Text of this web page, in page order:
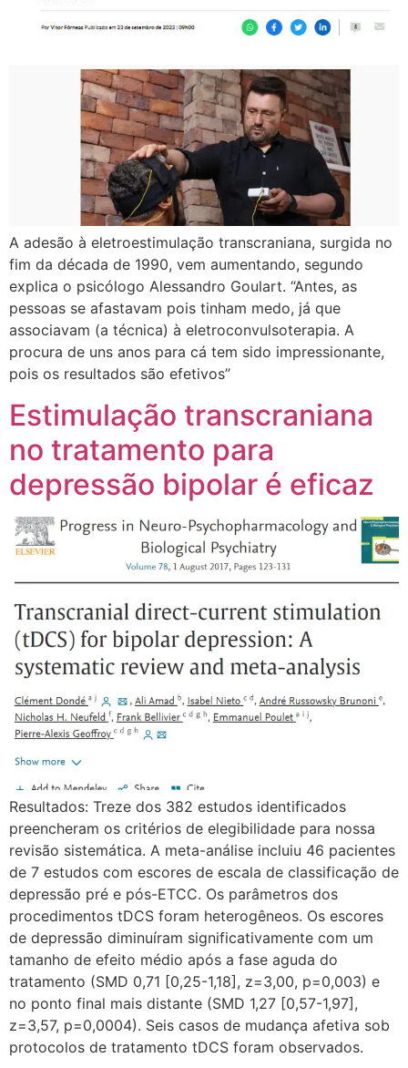
A adesão à eletroestimulação transcraniana, surgida no
fim da década de 1990, vem aumentando, segundo
explica o psicólogo Alessandro Goulart. “Antes, as
pessoas se afastavam pois tinham medo, já que
associavam (a técnica) à eletroconvulsoterapia. A
procura de uns anos para cá tem sido impressionante,
pois os resultados são efetivos”
Estimulação transcraniana
no tratamento para
depressão bipolar é eficaz
Resultados: Treze dos 382 estudos identificados
preencheram os critérios de elegibilidade para nossa
revisão sistemática. A meta-análise incluiu 46 pacientes
de 7 estudos com escores de escala de classificação de
depressão pré e pós-ETCC. Os parâmetros dos
procedimentos tDCS foram heterogêneos. Os escores
de depressão diminuíram significativamente com um
tamanho de efeito médio após a fase aguda do
tratamento (SMD 0,71 [0,25-1,18], z=3,00, p=0,003) e
no ponto final mais distante (SMD 1,27 [0,57-1,97],
z=3,57, p=0,0004). Seis casos de mudança afetiva sob
protocolos de tratamento tDCS foram observados.